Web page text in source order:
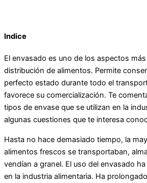
Indice
El envasado es uno de los aspectos
distribución de alimentos. Permite
perfecto estado durante todo el
favorece su comercialización. Te
tipos de envase que se utilizan en la
algunas cuestiones que te interesa
Hasta no hace demasiado tiempo, la
alimentos frescos se transportaban,
vendían a granel. El uso del envasado
en la industria alimentaria. Ha